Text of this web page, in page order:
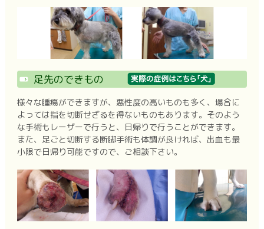
足先のできもの
様々な腫瘍ができますが、悪性度の高いものも多く、場合に
よっては指を切断せざるを得ないものもあります。そのよう
な手術もレーザーで行うと、日帰りで行うことができます。
また、足ごと切断する断脚手術も体調が良ければ、出血も最
小限で日帰り可能ですので、ご相談下さい。